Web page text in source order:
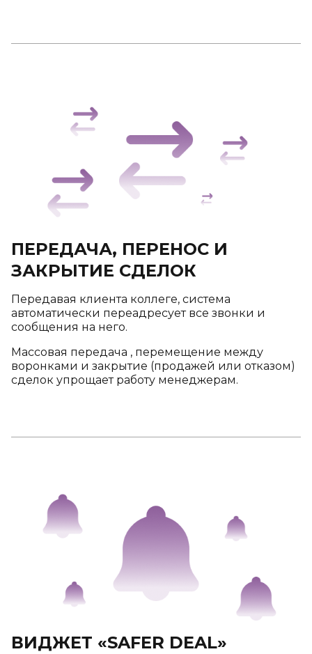
ПЕРЕДАЧА, ПЕРЕНОС И
ЗАКРЫТИЕ СДЕЛОК
Передавая клиента коллеге, система
автоматически переадресует все звонки и
сообщения на него.
Массовая передача , перемещение между
воронками и закрытие (продажей или отказом)
сделок упрощает работу менеджерам.
ВИДЖЕТ «SAFER DEAL»